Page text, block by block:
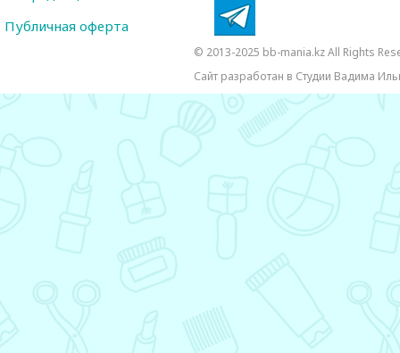
Публичная оферта
© 2013-2025 bb-mania.kz All Rights
Сайт разработан в Студии Вадима